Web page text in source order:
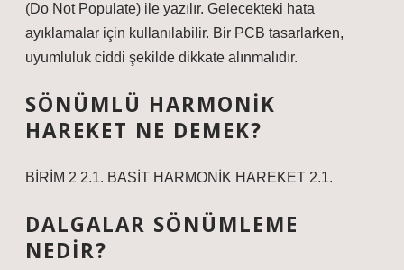
(Do Not Populate) ile yazılır. Gelecekteki hata
ayıklamalar için kullanılabilir. Bir PCB tasarlarken,
uyumluluk ciddi şekilde dikkate alınmalıdır.
SÖNÜMLÜ HARMONIK
HAREKET NE DEMEK?
BİRİM 2 2.1. BASİT HARMONİK HAREKET 2.1.
DALGALAR SÖNÜMLEME
NEDIR?